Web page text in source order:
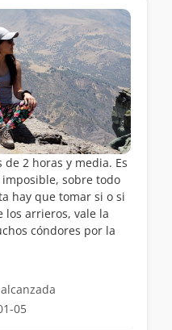
2 horas y media. Es
sobre todo
hay que tomar si o si
los arrieros, vale la
cóndores por la
05